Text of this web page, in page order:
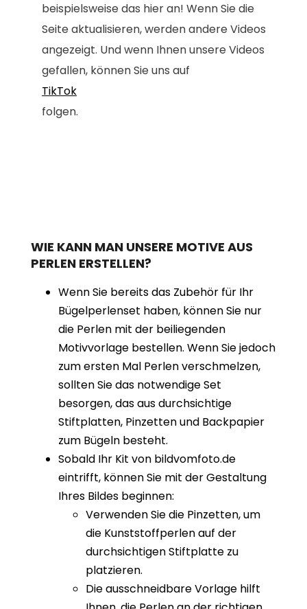
beispielsweise das hier an! Wenn Sie die
Seite aktualisieren, werden andere Videos
angezeigt. Und wenn Ihnen unsere Videos
gefallen, können Sie uns auf
TikTok
folgen.
WIE KANN MAN UNSERE MOTIVE AUS
PERLEN ERSTELLEN?
Wenn Sie bereits das Zubehör für Ihr
Bügelperlenset haben, können Sie nur
die Perlen mit der beiliegenden
Motivvorlage bestellen. Wenn Sie jedoch
zum ersten Mal Perlen verschmelzen,
sollten Sie das notwendige Set
besorgen, das aus durchsichtige
Stiftplatten, Pinzetten und Backpapier
zum Bügeln besteht.
Sobald Ihr Kit von bildvomfoto.de
eintrifft, können Sie mit der Gestaltung
Ihres Bildes beginnen:
Verwenden Sie die Pinzetten, um
die Kunststoffperlen auf der
durchsichtigen Stiftplatte zu
platzieren.
Die ausschneidbare Vorlage hilft